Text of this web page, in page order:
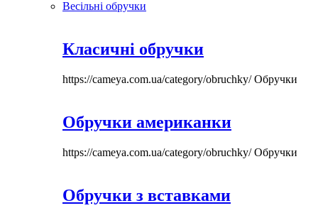
Весільні обручки
Класичні обручки
https://cameya.com.ua/category/obruchky/Обручки
Обручки американки
https://cameya.com.ua/category/obruchky/Обручки
Обручки з вставками